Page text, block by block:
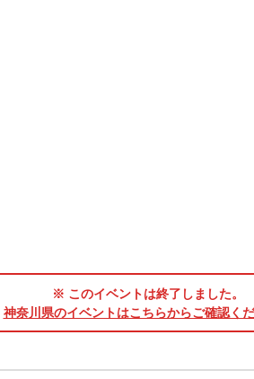
※ このイベントは終了しました。
神奈川県のイベントはこちらからご確認くだ